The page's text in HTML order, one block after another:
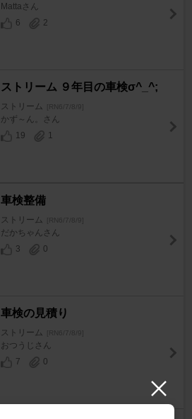
Mattaさん
6
2
ストリーム ９年目の車検σ^_^;
ストリーム [RN6/7/8/9]
かず～ん。さん
19
1
車検整備
ストリーム [RN6/7/8/9]
だかちゃんさん
3
0
車検の見積り
ストリーム [RN6/7/8/9]
おつうじさん
7
0